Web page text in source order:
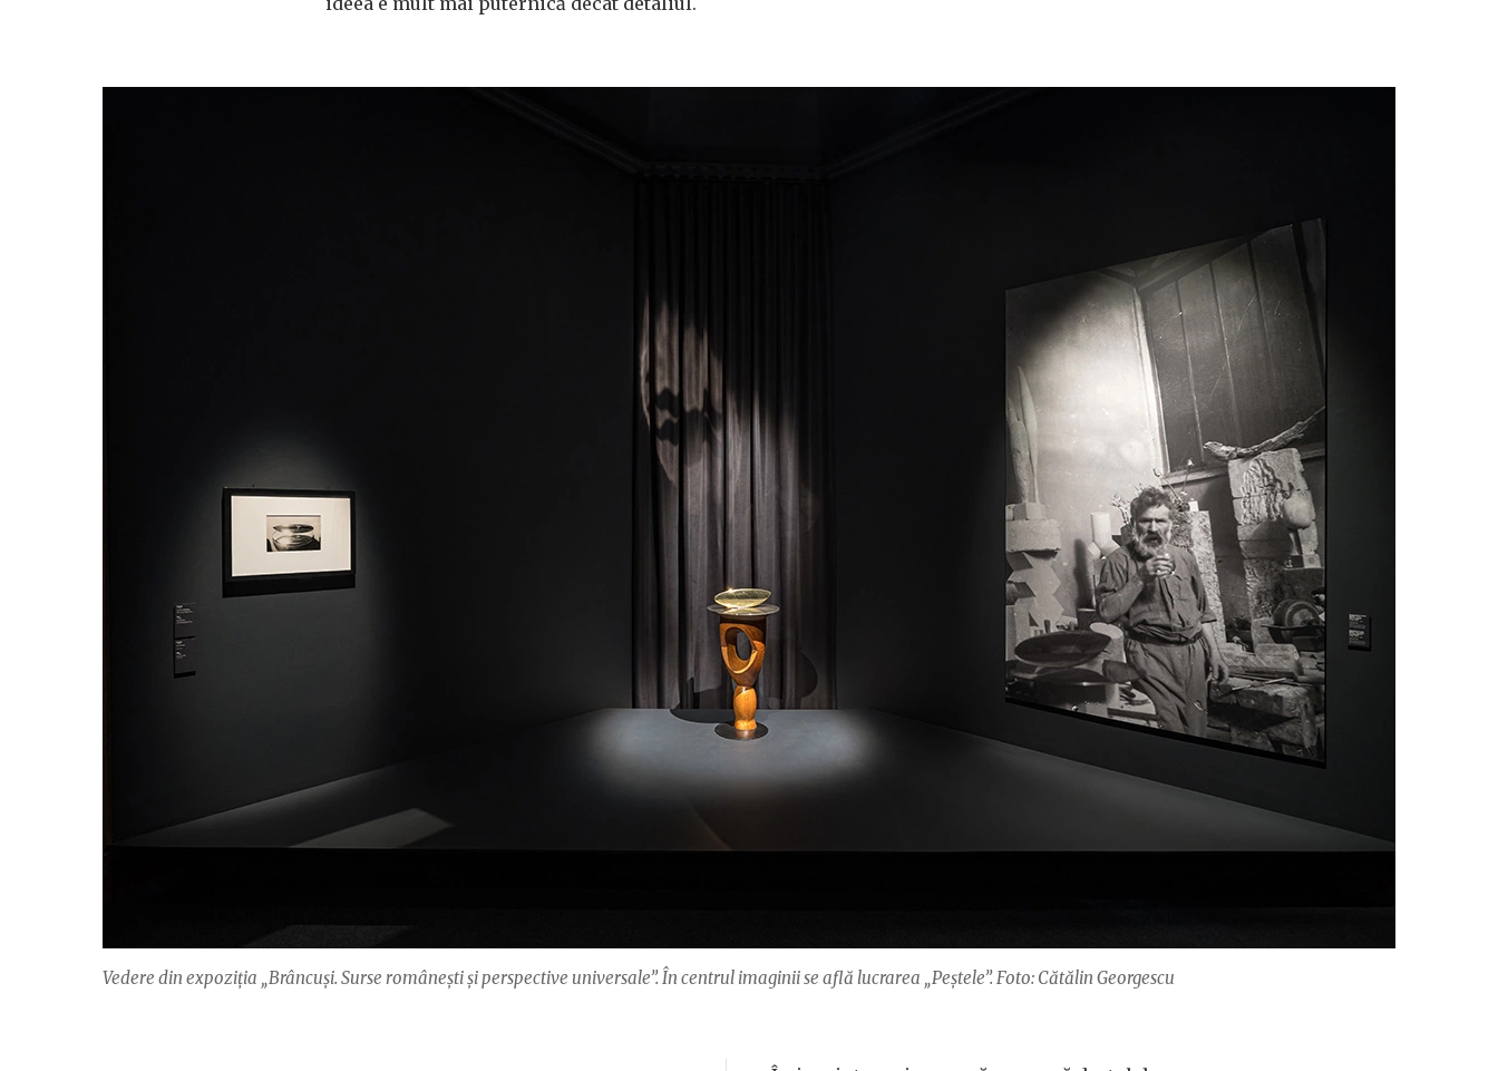
Vedere din expoziția „Brâncuși. Surse românești și perspective universale”. În centrul imaginii se află lucrarea „Peștele”. Foto: Cătălin Georgescu